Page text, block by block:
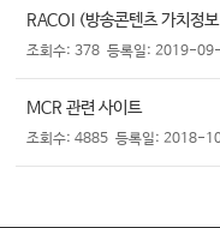
RACOI (방송콘텐츠 가치정
조회수: 378 등록일: 2019-
MCR 관련 사이트
조회수: 4885 등록일: 2018-